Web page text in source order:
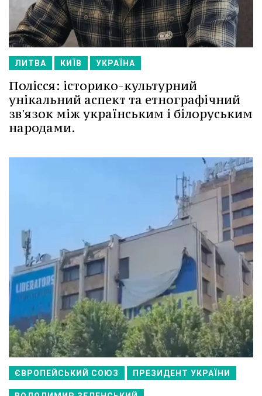
ЛИТВА КИЇВ УКРАЇНА
Полісся: історико-культурний
унікальний аспект та етнографічний
зв'язок між українським і білоруським
народами.
ЄВРОПЕЙСЬКИЙ СОЮЗ ПРЕЗИДЕНТ УКРАЇНИ